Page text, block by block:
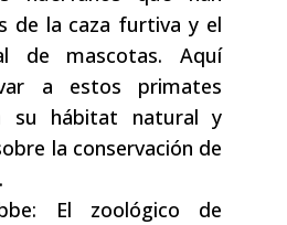
de la caza furtiva y el
de mascotas. Aquí
a estos primates
su hábitat natural y
la conservación de
El zoológico de